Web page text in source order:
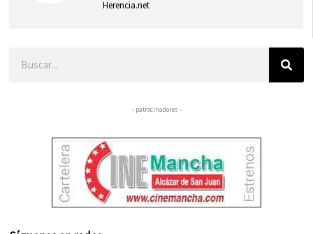
Herencia.net
– patrocinadores –